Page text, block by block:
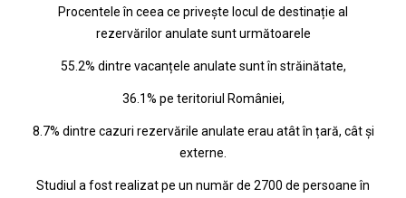
Procentele în ceea ce privește locul de destinație al
rezervărilor anulate sunt următoarele
55.2% dintre vacanțele anulate sunt în străinătate,
36.1% pe teritoriul României,
8.7% dintre cazuri rezervările anulate erau atât în țară, cât și
externe.
Studiul a fost realizat pe un număr de 2700 de persoane în